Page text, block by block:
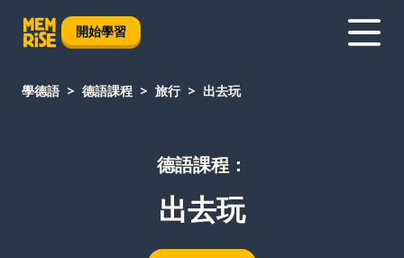
開始學習
學德語 德語課程 旅行 出去玩
德語課程：
出去玩